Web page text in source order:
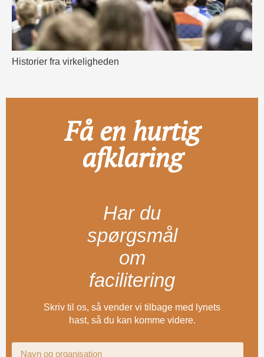
Historier fra virkeligheden
Få en hurtig
afklaring
Har du
spørgsmål
om
facilitering
Skriv til os, så vender vi tilbage med lynets
hast, så du kan komme videre.